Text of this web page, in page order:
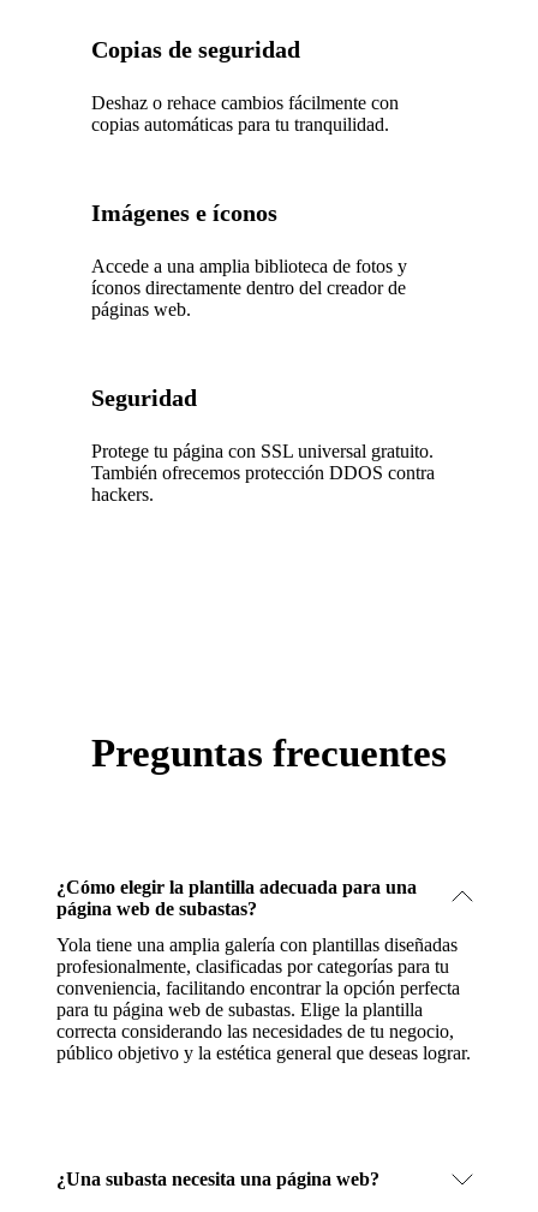
Copias de seguridad
Deshaz o rehace cambios fácilmente con
copias automáticas para tu tranquilidad.
Imágenes e íconos
Accede a una amplia biblioteca de fotos y
íconos directamente dentro del creador de
páginas web.
Seguridad
Protege tu página con SSL universal gratuito.
También ofrecemos protección DDOS contra
hackers.
Preguntas frecuentes
¿Cómo elegir la plantilla adecuada para una
página web de subastas?
Yola tiene una amplia galería con plantillas diseñadas
profesionalmente, clasificadas por categorías para tu
conveniencia, facilitando encontrar la opción perfecta
para tu página web de subastas. Elige la plantilla
correcta considerando las necesidades de tu negocio,
público objetivo y la estética general que deseas lograr.
¿Una subasta necesita una página web?